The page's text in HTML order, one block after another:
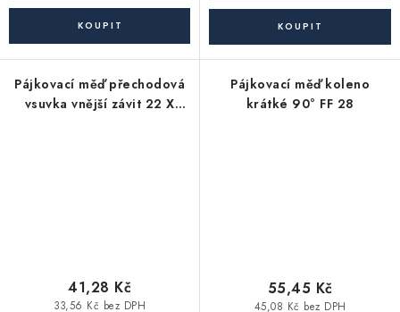
Pájkovací měď přechodová
vsuvka vnější závit 22 X
33,56 Kč bez DPH
41,28 Kč
Pájkovací měď koleno
krátké 90° FF 28
45,08 Kč bez DPH
55,45 Kč